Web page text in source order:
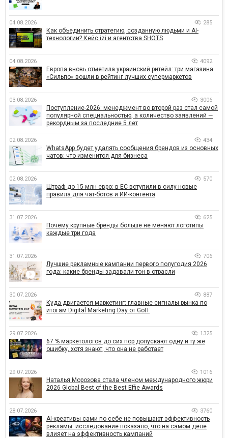
04.08.2026 285
Как объединить стратегию, созданную людьми и AI-
технологии? Кейс izi и агентства SHOTS
04.08.2026 4092
Европа вновь отметила украинский ритейл: три магазина
«Сильпо» вошли в рейтинг лучших супермаркетов
03.08.2026 3006
Поступление-2026: менеджмент во второй раз стал самой
популярной специальностью, а количество заявлений —
рекордным за последние 5 лет
02.08.2026 434
WhatsApp будет удалять сообщения брендов из основных
чатов: что изменится для бизнеса
02.08.2026 570
Штраф до 15 млн евро: в ЕС вступили в силу новые
правила для чат-ботов и ИИ-контента
31.07.2026 625
Почему крупные бренды больше не меняют логотипы
каждые три года
31.07.2026 706
Лучшие рекламные кампании первого полугодия 2026
года: какие бренды задавали тон в отрасли
30.07.2026 887
Куда двигается маркетинг: главные сигналы рынка по
итогам Digital Marketing Day от GoIT
29.07.2026 1325
67 % маркетологов до сих пор допускают одну и ту же
ошибку, хотя знают, что она не работает
29.07.2026 1016
Наталья Морозова стала членом международного жюри
2026 Global Best of the Best Effie Awards
28.07.2026 3760
AI-креативы сами по себе не повышают эффективность
рекламы: исследование показало, что на самом деле
влияет на эффективность кампаний